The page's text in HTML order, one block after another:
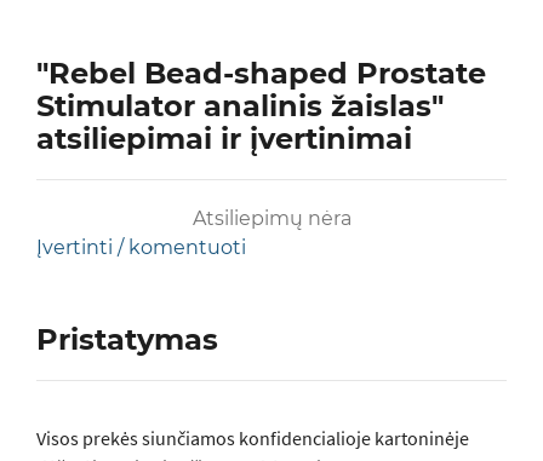
"Rebel Bead-shaped Prostate
Stimulator analinis žaislas"
atsiliepimai ir įvertinimai
Atsiliepimų nėra
Įvertinti / komentuoti
Pristatymas
Visos prеkės siunčiamos konfidencialioje kartoninėje